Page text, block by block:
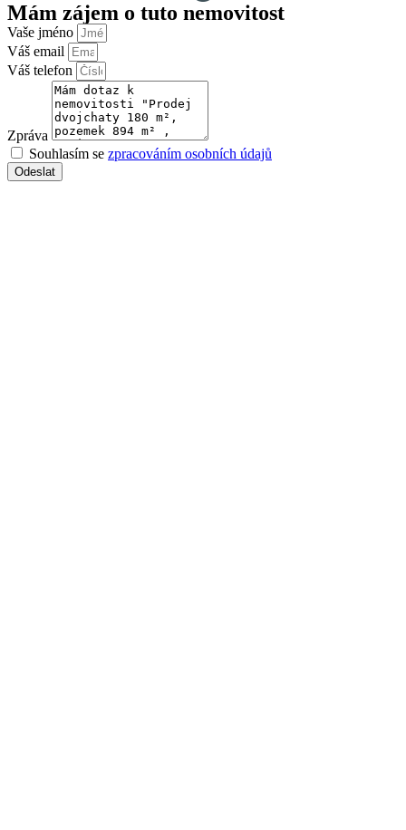
Mám zájem o tuto nemovitost
Vaše jméno
Váš email
Váš telefon
Zpráva
Souhlasím se zpracováním osobních údajů
Odeslat